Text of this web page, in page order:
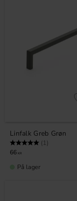
Linfalk Greb Grøn
Vurdering: (1)
66 KR
På lager